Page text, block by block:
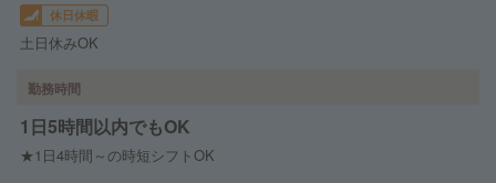
休日休暇
土日休みOK
勤務時間
1日5時間以内でもOK
★1日4時間～の時短シフトOK